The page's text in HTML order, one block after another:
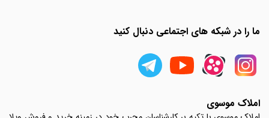
ما را در شبکه های اجتماعی دنبال کنید
املاک موسوی